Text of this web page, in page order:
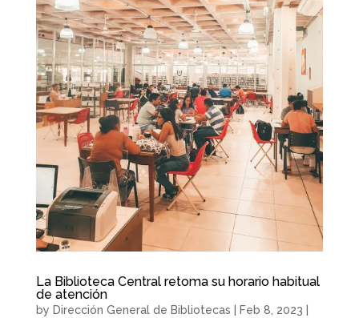
La Biblioteca Central retoma su horario habitual
de atención
by Dirección General de Bibliotecas Feb 8, 2023